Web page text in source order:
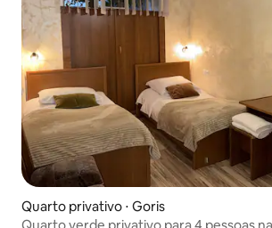
Quarto privativo ⋅ Goris
Quarto verde privativo para 4 pessoas